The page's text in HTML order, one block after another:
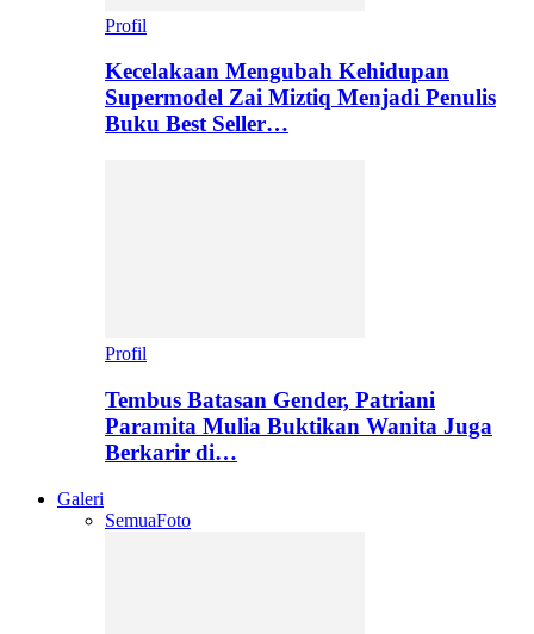
Profil
Kecelakaan Mengubah Kehidupan
Supermodel Zai Miztiq Menjadi Penulis
Buku Best Seller…
Profil
Tembus Batasan Gender, Patriani
Paramita Mulia Buktikan Wanita Juga
Berkarir di…
Galeri
SemuaFoto